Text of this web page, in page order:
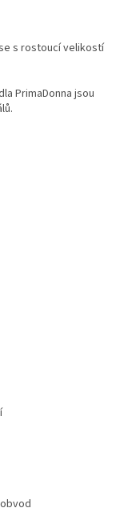
s rostoucí velikostí
PrimaDonna jsou